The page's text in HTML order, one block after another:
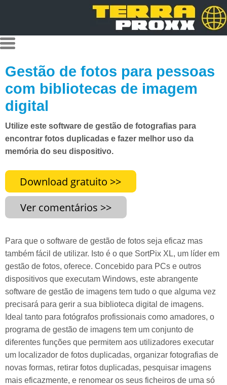
Gestão de fotos para pessoas
com bibliotecas de imagem
digital
Utilize este software de gestão de fotografias para
encontrar fotos duplicadas e fazer melhor uso da
memória do seu dispositivo.
Para que o software de gestão de fotos seja eficaz mas
também fácil de utilizar. Isto é o que SortPix XL, um líder em
gestão de fotos, oferece. Concebido para PCs e outros
dispositivos que executam Windows, este abrangente
software de gestão de imagens tem tudo o que alguma vez
precisará para gerir a sua biblioteca digital de imagens.
Ideal tanto para fotógrafos profissionais como amadores, o
programa de gestão de imagens tem um conjunto de
diferentes funções que permitem aos utilizadores executar
um localizador de fotos duplicadas, organizar fotografias de
novas formas, retirar fotos duplicadas, pesquisar imagens
mais eficazmente, e renomear os seus ficheiros de uma só